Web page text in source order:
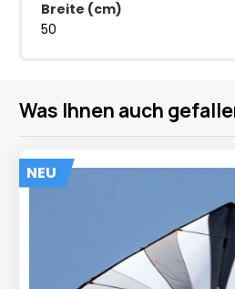
Breite (cm)
50
Was Ihnen auch
NEU